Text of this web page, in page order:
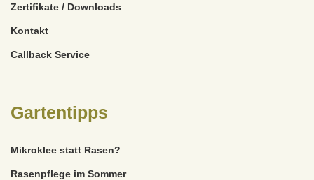
Zertifikate / Downloads
Kontakt
Callback Service
Gartentipps
Mikroklee statt Rasen?
Rasenpflege im Sommer